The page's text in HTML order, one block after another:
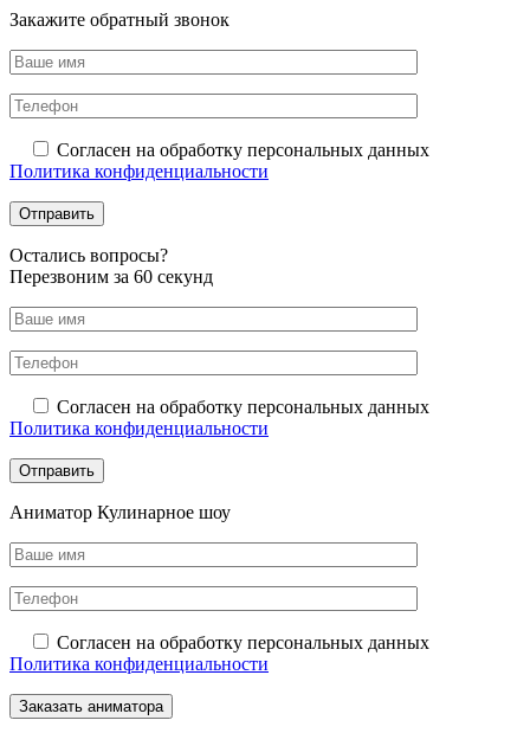
Закажите обратный звонок
Согласен на обработку персональных данных
Политика конфиденциальности
Оcтались вопросы?
Перезвоним за 60 секунд
Согласен на обработку персональных данных
Политика конфиденциальности
Аниматор Кулинарное шоу
Согласен на обработку персональных данных
Политика конфиденциальности